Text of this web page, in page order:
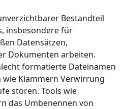
Bestandteil
insbesondere für
Datensätzen,
Dokumenten arbeiten.
formatierte Dateinamen
Klammern Verwirrung
stören. Tools wie
das Umbenennen von